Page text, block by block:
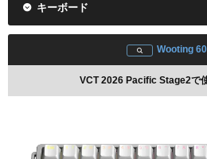
VCT 2025 Pacific
VCT 2024 Pacific
キーボード
Wooting
VCT 2026 Pacific Stage2で